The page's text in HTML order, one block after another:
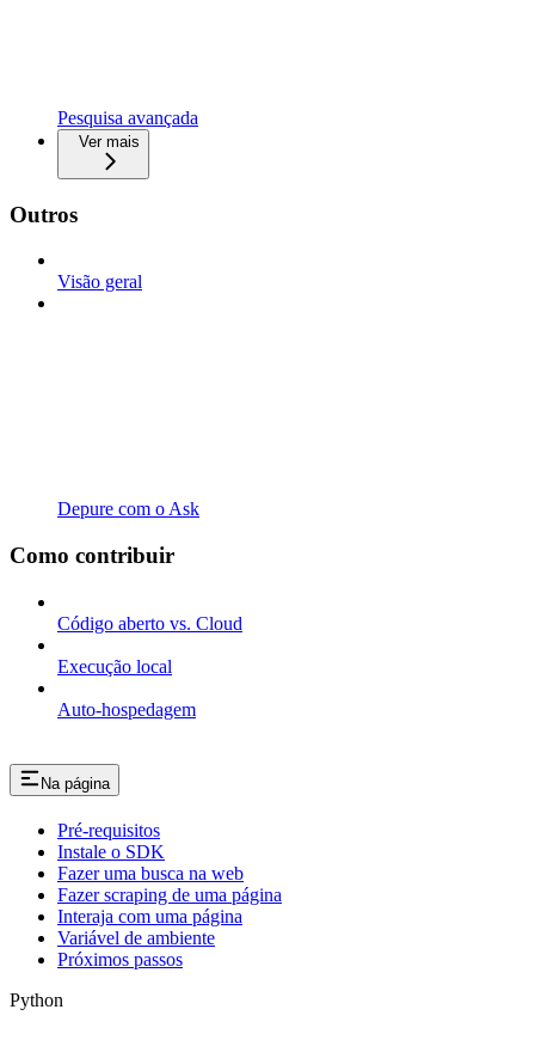
Pesquisa avançada
Ver mais
Outros
Visão geral
Depure com o Ask
Como contribuir
Código aberto vs. Cloud
Execução local
Auto-hospedagem
Na página
Pré-requisitos
Instale o SDK
Fazer uma busca na web
Fazer scraping de uma página
Interaja com uma página
Variável de ambiente
Próximos passos
Python